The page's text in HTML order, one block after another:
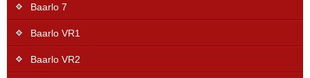
Baarlo 7
Baarlo VR1
Baarlo VR2